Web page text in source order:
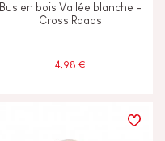
Bus en bois Vallée blanche -
Cross Roads
4,98 €